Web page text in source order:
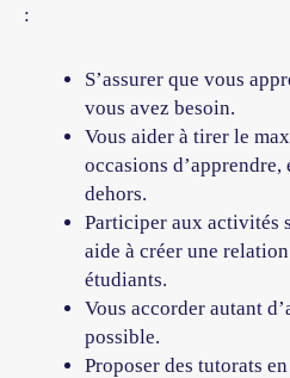
:
S’assurer que vous
vous avez besoin.
Vous aider à tirer le
occasions d’apprendre,
dehors.
Participer aux activités
aide à créer une
étudiants.
Vous accorder autant
possible.
Proposer des tutorats